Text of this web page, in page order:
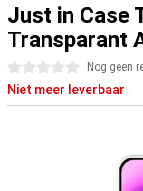
Just in Case
Transparant
0 sterren Nog geen
Niet meer leverbaar